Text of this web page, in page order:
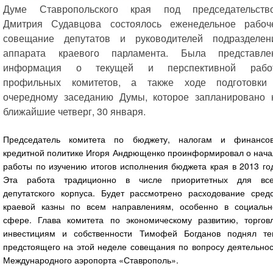
Думе Ставропольского края под
Дмитрия Судавцова состоялось еженедельное
совещание депутатов и руководителей
аппарата краевого парламента. Была
информация о текущей и перспективной
профильных комитетов, а также ходе
очередному заседанию Думы, которое запланировано
ближайшие четверг, 30 января.
Председатель комитета по бюджету, налогам и
кредитной политике Игоря Андрющенко проинформировал о
работы по изучению итогов исполнения бюджета края в 2013
Эта работа традиционно в числе приоритетных для
депутатского корпуса. Будет рассмотрено расходование
краевой казны по всем направлениям, особенно в
сфере. Глава комитета по экономическому развитию,
инвестициям и собственности Тимофей Богданов поднял
предстоящего на этой неделе совещания по вопросу
Международного аэропорта «Ставрополь».